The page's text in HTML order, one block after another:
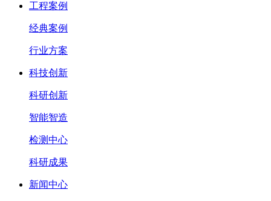
工程案例
经典案例
行业方案
科技创新
科研创新
智能智造
检测中心
科研成果
新闻中心